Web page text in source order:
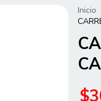
Inicio